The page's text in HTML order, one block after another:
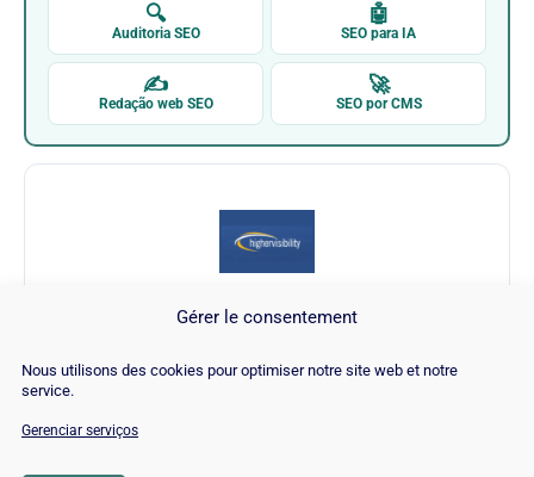
Gérer le consentement
Nous utilisons des cookies pour optimiser notre site web et notre
service.
Gerenciar serviços
🔍
Auditoria SEO
🤖
SEO para IA
✍
Redação web SEO
🚀
SEO por CMS
HigherVisibility